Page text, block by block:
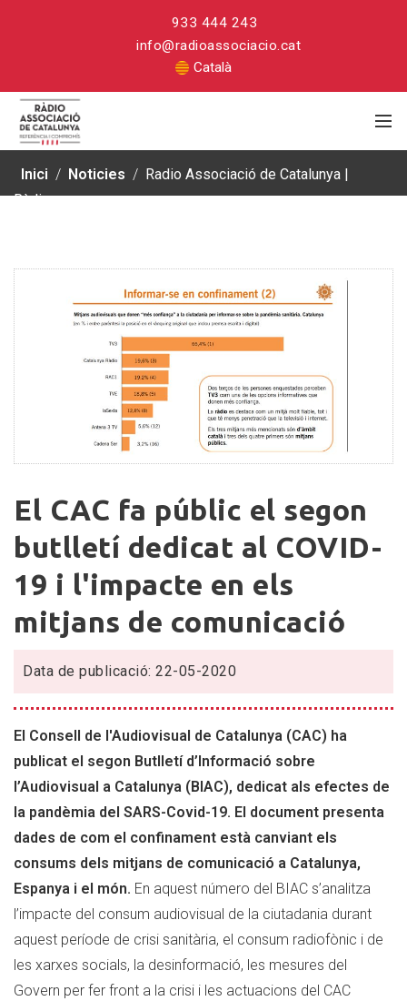
933 444 243
info@radioassociacio.cat
Català
Inici / Noticies / Radio Associació de Catalunya |
Ràdio
CAC
fa
públic
el
segon
butlletí
al
i
l'impacte
en
els
mitjans
de
comunicació
El CAC fa públic el segon
butlletí dedicat al COVID-
19 i l'impacte en els
mitjans de comunicació
Data de publicació: 22-05-2020
El Consell de l'Audiovisual de Catalunya (CAC) ha
publicat el segon Butlletí d’Informació sobre
l’Audiovisual a Catalunya (BIAC), dedicat als efectes de
la pandèmia del SARS-Covid-19. El document presenta
dades de com el confinament està canviant els
consums dels mitjans de comunicació a Catalunya,
Espanya i el món. En aquest número del BIAC s’analitza
l’impacte del consum audiovisual de la ciutadania durant
aquest període de crisi sanitària, el consum radiofònic i de
les xarxes socials, la desinformació, les mesures del
Govern per fer front a la crisi i les actuacions del CAC